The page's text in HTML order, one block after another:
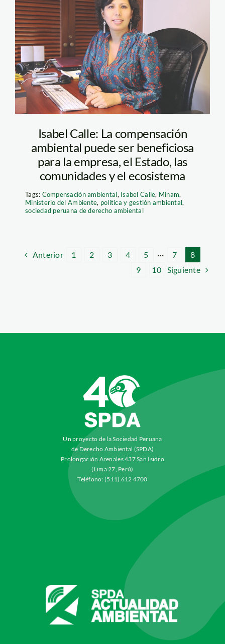
Isabel Calle: La compensación
ambiental puede ser beneficiosa
para la empresa, el Estado, las
comunidades y el ecosistema
Tags: Compensación ambiental, Isabel Calle, Minam,
Ministerio del Ambiente, política y gestión ambiental,
sociedad peruana de derecho ambiental
Anterior 1 2 3 4 5 ··· 7
8
9
10 Siguiente
Un proyecto de la Sociedad Peruana
de Derecho Ambiental (SPDA)
Prolongación Arenales 437 San Isidro
(Lima 27, Perú)
Teléfono: (511) 612 4700